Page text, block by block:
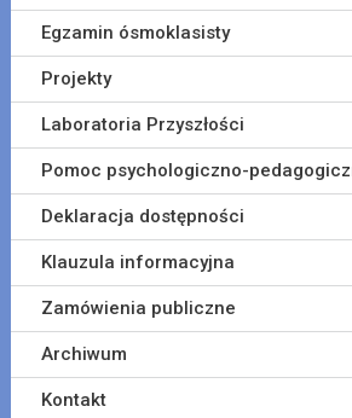
Egzamin ósmoklasisty
Projekty
Laboratoria Przyszłości
Pomoc psychologiczno-
Deklaracja dostępności
Klauzula informacyjna
Zamówienia publiczne
Archiwum
Kontakt